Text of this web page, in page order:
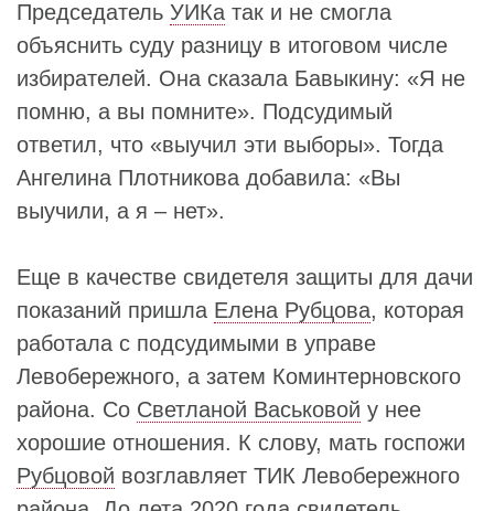
Председатель УИКа так и не смогла
объяснить суду разницу в итоговом числе
избирателей. Она сказала Бавыкину: «Я не
помню, а вы помните». Подсудимый
ответил, что «выучил эти выборы». Тогда
Ангелина Плотникова добавила: «Вы
выучили, а я – нет».
Еще в качестве свидетеля защиты для дачи
показаний пришла Елена Рубцова, которая
работала с подсудимыми в управе
Левобережного, а затем Коминтерновского
района. Со Светланой Васьковой у нее
хорошие отношения. К слову, мать госпожи
Рубцовой возглавляет ТИК Левобережного